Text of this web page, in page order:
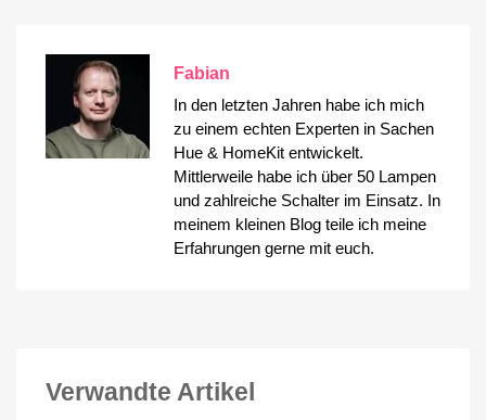
Fabian
In den letzten Jahren habe ich mich
zu einem echten Experten in Sachen
Hue & HomeKit entwickelt.
Mittlerweile habe ich über 50 Lampen
und zahlreiche Schalter im Einsatz. In
meinem kleinen Blog teile ich meine
Erfahrungen gerne mit euch.
Verwandte Artikel